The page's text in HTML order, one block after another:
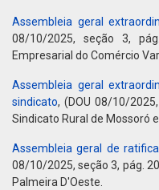
Assembleia geral
08/10/2025, seção 3,
Empresarial do Comércio
Assembleia geral
sindicato, (DOU 08/10/
Sindicato Rural de Mossoró
Assembleia geral de
08/10/2025, seção 3, pág.
Palmeira D'Oeste.